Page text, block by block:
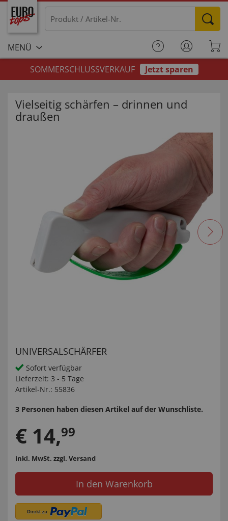
MENÜ
SOMMERSCHLUSSVERKAUF
Jetzt sparen
Vielseitig schärfen – drinnen und
draußen
UNIVERSALSCHÄRFER
Sofort verfügbar
Lieferzeit: 3 - 5 Tage
Artikel-Nr.: 55836
3 Personen haben diesen Artikel auf der Wunschliste.
€ 14,99
inkl. MwSt. zzgl. Versand
In den Warenkorb